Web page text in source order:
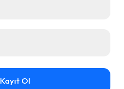
Kayıt Ol